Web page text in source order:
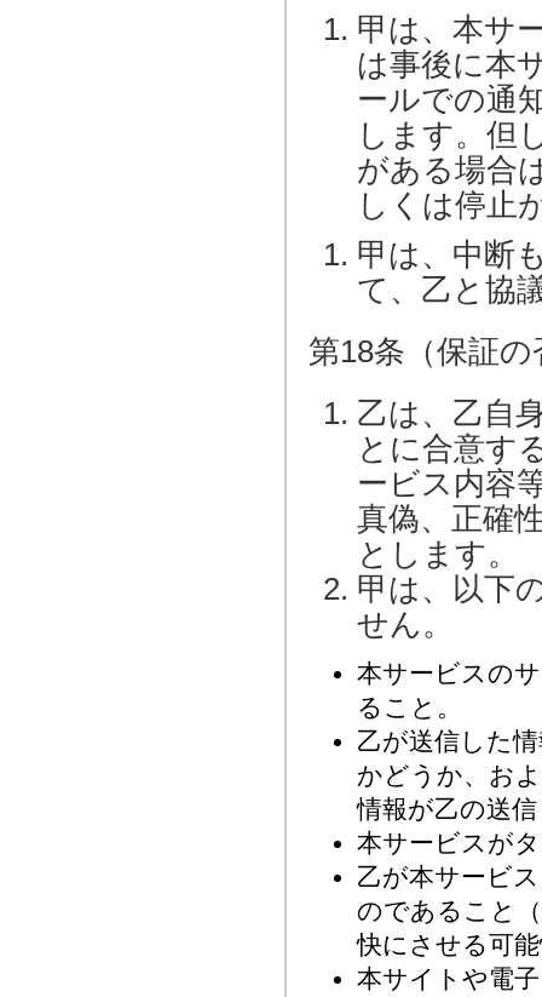
甲は、本サ
は事後に本
ールでの通
します。但
がある場合
しくは停止
甲は、中断
て、乙と協
第18条（保証の
乙は、乙自
とに合意す
ービス内容
真偽、正確
とします。
甲は、以下
せん。
本サービスの
ること。
乙が送信した
かどうか、お
情報が乙の送
本サービスが
乙が本サービ
のであること
快にさせる可
本サイトや電